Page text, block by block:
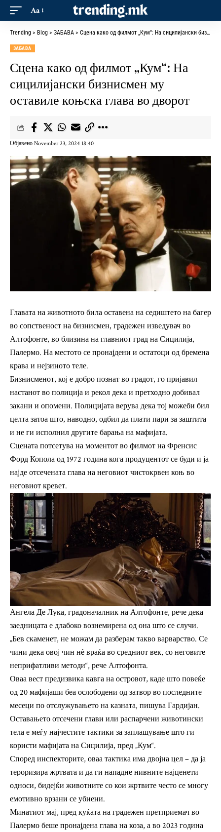
Aa
Trending > Blog > ЗАБАВА > Сцена како од филмот „Кум“: На сицилијански бизнисмен му оставиле коњска глава во дворот
ЗАБАВА
Сцена како од филмот „Кум“: На
сицилијански бизнисмен му
оставиле коњска глава во дворот
Објавено November 23, 2024 18:40
Главата на животното била оставена на седиштето на багер
во сопственост на бизнисмен, градежен изведувач во
Алтофонте, во близина на главниот град на Сицилија,
Палермо. На местото се пронајдени и остатоци од бремена
крава и нејзиното теле.
Бизнисменот, кој е добро познат во градот, го пријавил
настанот во полиција и рекол дека и претходно добивал
закани и опомени. Полицијата верува дека тој можеби бил
целта затоа што, наводно, одбил да плати пари за заштита
и не ги исполнил другите барања на мафијата.
Сцената потсетува на моментот во филмот на Френсис
Форд Копола од 1972 година кога продуцентот се буди и ја
најде отсечената глава на неговиот чистокрвен коњ во
неговиот кревет.
Ангела Де Лука, градоначалник на Алтофонте, рече дека
заедницата е длабоко вознемирена од она што се случи.
„Бев скаменет, не можам да разберам такво варварство. Се
чини дека овој чин нѐ враќа во средниот век, со неговите
неприфатливи методи“, рече Алтофонта.
Оваа вест предизвика кавга на островот, каде што повеќе
од 20 мафијаши беа ослободени од затвор во последните
месеци по отслужувањето на казната, пишува Гардијан.
Оставањето отсечени глави или распарчени животински
тела е меѓу најчестите тактики за заплашување што ги
користи мафијата на Сицилија, пред „Кум“.
Според инспекторите, оваа тактика има двојна цел – да ја
тероризира жртвата и да ги нападне нивните најценети
односи, бидејќи животните со кои жртвите често се многу
емотивно врзани се убиени.
Минатиот мај, пред куќата на градежен претприемач во
Палермо беше пронајдена глава на коза, а во 2023 година